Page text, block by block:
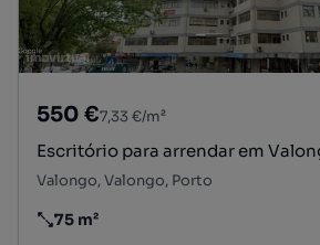
550 €7,33 €/m²
Escritório para arrendar em
Valongo, Valongo, Porto
Preço por metro quadrado
75 m²